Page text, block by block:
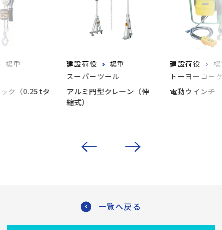
楊重
ク（0.25tタ
建設荷役
楊重
スーパーツール
アルミ門型クレーン（伸
縮式）
建設荷役
トーヨーコー
電動ウインチ
一覧へ戻る